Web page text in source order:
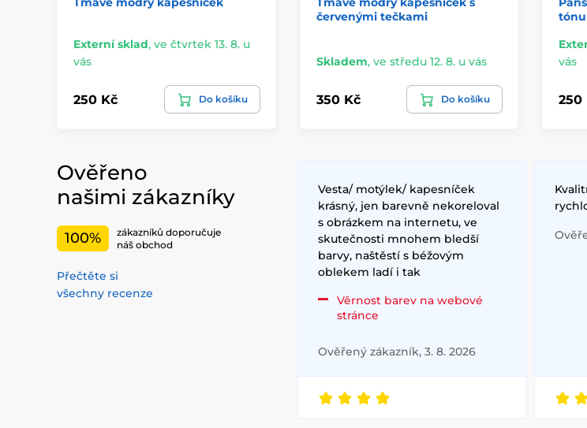
Externí sklad, ve čtvrtek 13. 8. u
vás
250 Kč Do košíku
červenými tečkami
Skladem, ve středu 12. 8. u vás
350 Kč Do košíku
tónu
vás
250
Ověřeno
našimi zákazníky
100%
zákazníků doporučuje
náš obchod
Přečtěte si
všechny recenze
Vesta/ motýlek/ kapesníček
krásný, jen barevně nekoreloval
s obrázkem na internetu, ve
skutečnosti mnohem bledší
barvy, naštěstí s béžovým
oblekem ladí i tak
Věrnost barev na webové
stránce
Ověřený zákazník, 3. 8. 2026